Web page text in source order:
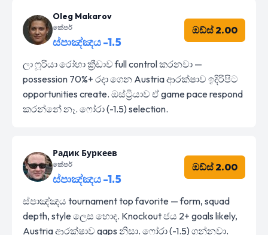
Oleg Makarov
කේපර්
ස්පාඤ්ඤය -1.5
ඔඩ්ස් 2.00
ලා ෆූරියා රෝහා ක්‍රීඩාව full control කරනවා —
possession 70%+ රදා ගෙන Austria ආරක්ෂාව ඉදිරිපිට
opportunities create. ඔස්ට්‍රියාව ඒ game pace respond
කරන්නේ නෑ. ෆෝරා (-1.5) selection.
Радик Буркеев
කේපර්
ස්පාඤ්ඤය -1.5
ඔඩ්ස් 2.00
ස්පාඤ්ඤය tournament top favorite — form, squad
depth, style ලෙස හොඳ. Knockout ජය 2+ goals likely,
Austria ආරක්ෂාව gaps නිසා. ෆෝරා (-1.5) ගන්නවා.